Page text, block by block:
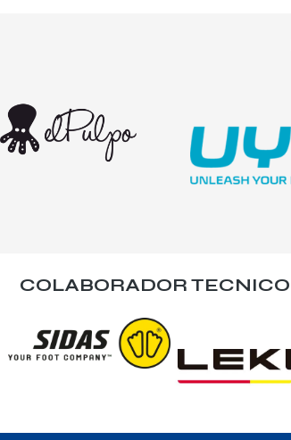
COLABORADOR TECNICO